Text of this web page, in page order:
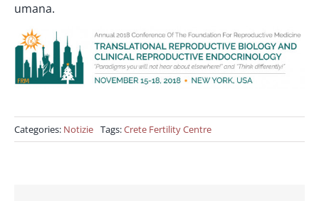
umana.
Categories: Notizie Tags:Crete Fertility Centre